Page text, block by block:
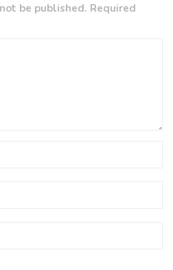
be published. Required